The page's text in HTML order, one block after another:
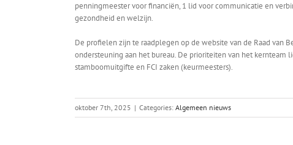
penningmeester voor financiën, 1 lid voor communicatie en
gezondheid en welzijn.
De profielen zijn te raadplegen op de website van de Raad van
ondersteuning aan het bureau. De prioriteiten van het kernteam
stamboomuitgifte en FCI zaken (keurmeesters).
oktober 7th, 2025 | Categories: Algemeen nieuws